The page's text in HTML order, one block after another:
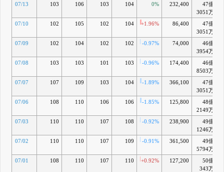
07/13 103 106 103 104 0% 232,400
47億
3051万
07/10 102 105 102 104 +1.96% 86,400
47億
3051万
07/09 102 104 102 102 -0.97% 74,000
46億
3954万
07/08 103 103 101 103 -0.96% 174,400
46億
8503万
07/07 107 109 103 104 -1.89% 366,100
47億
3051万
07/06 108 110 106 106 -1.85% 125,800
48億
2149万
07/03 110 110 107 108 -0.92% 238,900
49億
1246万
07/02 110 110 107 109 -0.91% 361,500
49億
5794万
07/01 108 110 107 110 +0.92% 127,200
50億
343万